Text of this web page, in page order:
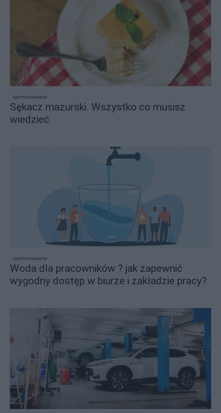
sponsorowane
Sękacz mazurski. Wszystko co musisz
wiedzieć
sponsorowane
Woda dla pracowników ? jak zapewnić
wygodny dostęp w biurze i zakładzie pracy?